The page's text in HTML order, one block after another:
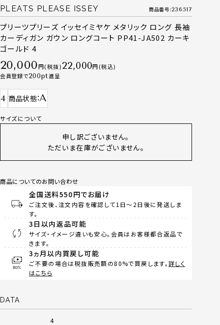
PLEATS PLEASE ISSEY 商品番号 236517
プリーツプリーズ イッセイミヤケ メタリック ロング 長袖
カーディガン ガウン ロングコート PP41-JA502 カーキ
ゴールド 4
20,000 税抜 22,000
税込
会員登録で200 進呈
4 商品状態 A
サイズについて
申し訳ございません。
ただいま在庫がございません。
商品についてのお問い合わせ
全国送料550円でお届け
ご注文後、注文内容を確認して1日～2日後に発送しま
す。
3日以内返品可能
サイズ・イメージ違いも安心。会員はお客様都合返品で
きます。
3ヵ月以内買戻し可能
ご不要の場合は税抜販売額の80%で買戻します。詳しく
はこちら
DATA
4